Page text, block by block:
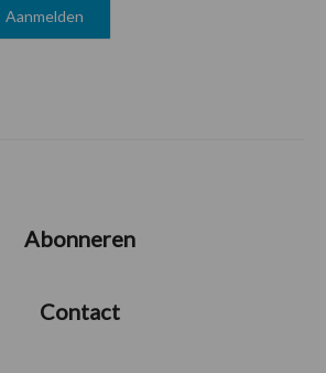
Abonneren
Contact